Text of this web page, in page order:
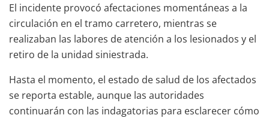
El incidente provocó afectaciones momentáneas a la
circulación en el tramo carretero, mientras se
realizaban las labores de atención a los lesionados y el
retiro de la unidad siniestrada.
Hasta el momento, el estado de salud de los afectados
se reporta estable, aunque las autoridades
continuarán con las indagatorias para esclarecer cómo